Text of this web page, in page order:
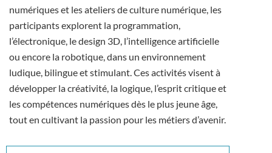
numériques et les ateliers de culture numérique, les
participants explorent la programmation,
l’électronique, le design 3D, l’intelligence artificielle
ou encore la robotique, dans un environnement
ludique, bilingue et stimulant. Ces activités visent à
développer la créativité, la logique, l’esprit critique et
les compétences numériques dès le plus jeune âge,
tout en cultivant la passion pour les métiers d’avenir.